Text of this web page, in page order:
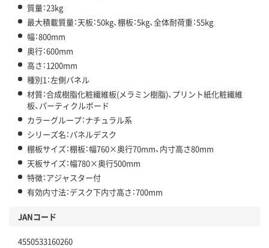
質量：23kg
最大積載質量：天板：50kg、棚板：5kg、全体耐荷重：55kg
幅：800mm
奥行：600mm
高さ：1200mm
種別1：左側パネル
材質：合成樹脂化粧繊維板(メラミン樹脂)、プリント紙化粧繊維
板、パーティクルボード
カラーグループ：ナチュラル系
シリーズ名：パネルデスク
棚板サイズ：棚板：幅760×奥行70mm、内寸高さ80mm
天板サイズ：幅780×奥行500mm
特徴：アジャスター付
有効内寸法：デスク下内寸高さ：700mm
JANコード
4550533160260